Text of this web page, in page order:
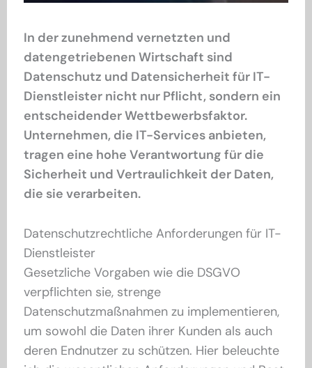
In der zunehmend vernetzten und
datengetriebenen Wirtschaft sind
Datenschutz und Datensicherheit für IT-
Dienstleister nicht nur Pflicht, sondern ein
entscheidender Wettbewerbsfaktor.
Unternehmen, die IT-Services anbieten,
tragen eine hohe Verantwortung für die
Sicherheit und Vertraulichkeit der Daten,
die sie verarbeiten.
Datenschutzrechtliche Anforderungen für IT-
Dienstleister
Gesetzliche Vorgaben wie die DSGVO
verpflichten sie, strenge
Datenschutzmaßnahmen zu implementieren,
um sowohl die Daten ihrer Kunden als auch
deren Endnutzer zu schützen. Hier beleuchte